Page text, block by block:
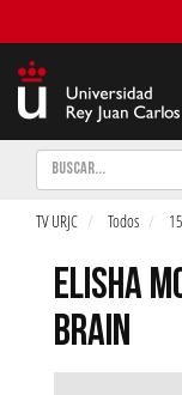
Buscar
TV URJC Todos
ELISHA
BRAIN